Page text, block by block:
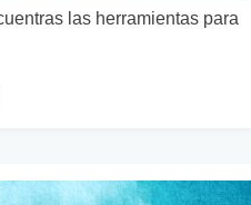
las herramientas para